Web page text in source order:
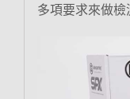
多項要求來做檢